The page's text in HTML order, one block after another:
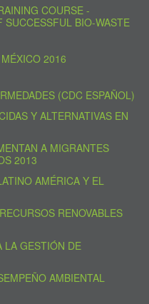
COURSE -
SUCCESSFUL BIO-WASTE
2016
(CDC ESPAÑOL)
Y ALTERNATIVAS EN
A MIGRANTES
2013
AMÉRICA Y EL
RENOVABLES
LA GESTIÓN DE
AMBIENTAL